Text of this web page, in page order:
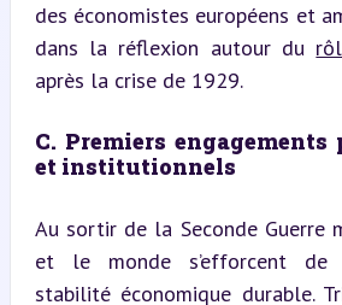
des économistes européens et
dans la réflexion autour du
après la crise de 1929.
C. Premiers engagements
et institutionnels
Au sortir de la Seconde Guerre
et le monde s’efforcent de
stabilité économique durable.